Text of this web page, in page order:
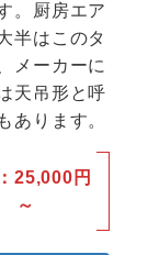
。厨房エア
半はこのタ
メーカーに
天吊形と呼
あります。
25,000円
～